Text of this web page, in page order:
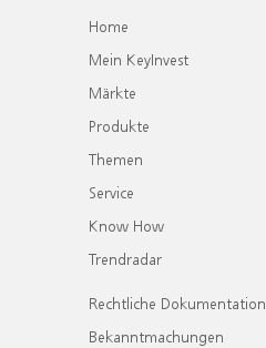
Home
Mein KeyInvest
Märkte
Produkte
Themen
Service
Know How
Trendradar
Rechtliche Dokumentation
Bekanntmachungen